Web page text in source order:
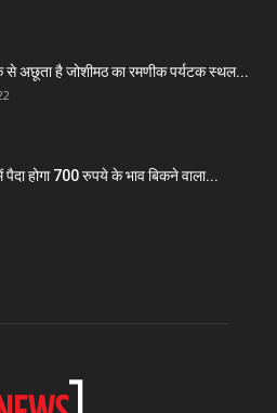
अछूता है जोशीमठ का रमणीक पर्यटक स्थल...
होगा 700 रुपये के भाव बिकने वाला...